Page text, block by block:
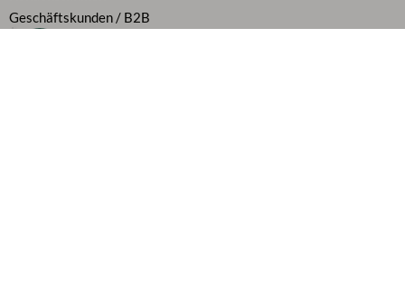
Geschäftskunden / B2B